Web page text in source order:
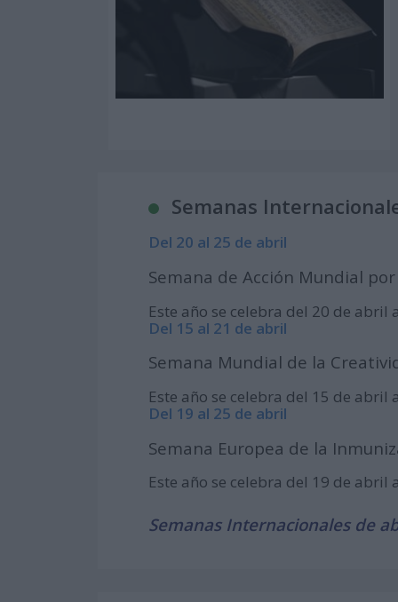
Semanas
Del 20 al 25 de abril
Semana de Acción Mundial
Este año se celebra del 20 de abril
Del 15 al 21 de abril
Semana Mundial de la
Este año se celebra del 15 de abril
Del 19 al 25 de abril
Semana Europea de la
Este año se celebra del 19 de abril
Semanas Internacionales de